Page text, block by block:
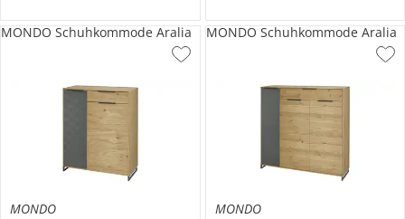
MONDO
MONDO Schuhkommode Aralia
MONDO
MONDO Schuhkommode Aralia